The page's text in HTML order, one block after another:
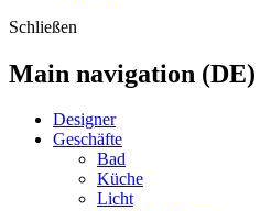
Schließen
Main navigation (DE)
Designer
Geschäfte
Bad
Küche
Licht